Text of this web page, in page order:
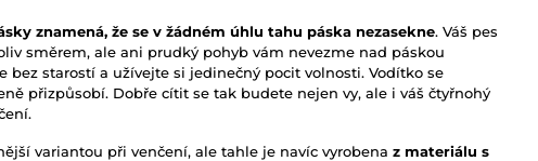
znamená, že se v žádném úhlu tahu páska nezasekne. Váš pes
směrem, ale ani prudký pohyb vám nevezme nad páskou
bez starostí a užívejte si jedinečný pocit volnosti. Vodítko se
přizpůsobí. Dobře cítit se tak budete nejen vy, ale i váš čtyřnohý
variantou při venčení, ale tahle je navíc vyrobena z materiálu s